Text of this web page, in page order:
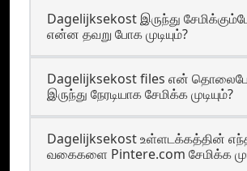
Dagelijksekost இருந்து
என்ன தவறு போக முடியும்?
Dagelijksekost files என்
இருந்து நேரடியாக சேமிக்க முடியும்?
Dagelijksekost உள்ளடக்கத்தின்
வகைகளை Pintere.com சேமிக்க